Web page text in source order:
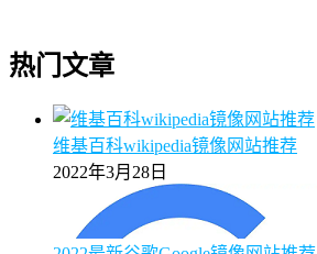
热门文章
维基百科wikipedia镜像网站推荐
2022年3月28日